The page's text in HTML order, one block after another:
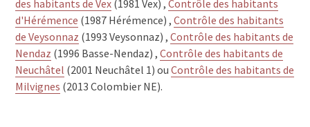
des habitants de Vex (1981 Vex) ,Contrôle des habitants
d'Hérémence (1987 Hérémence) ,Contrôle des habitants
de Veysonnaz (1993 Veysonnaz) ,Contrôle des habitants de
Nendaz (1996 Basse-Nendaz) ,Contrôle des habitants de
Neuchâtel (2001 Neuchâtel 1) ouContrôle des habitants de
Milvignes (2013 Colombier NE).